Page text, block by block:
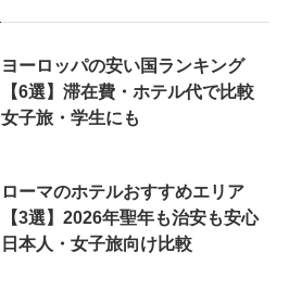
ヨーロッパの安い国ランキング
【6選】滞在費・ホテル代で比較
女子旅・学生にも
ローマのホテルおすすめエリア
【3選】2026年聖年も治安も安心
日本人・女子旅向け比較